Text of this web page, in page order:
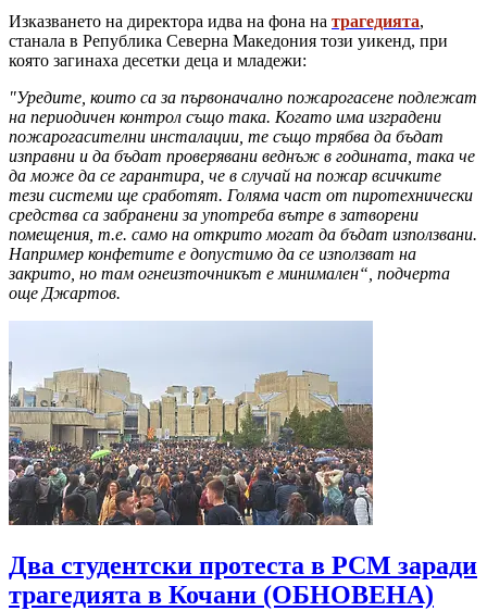
Изказването на директора идва на фона на трагедията,
станала в Република Северна Македония този уикенд, при
която загинаха десетки деца и младежи:
"Уредите, които са за първоначално пожарогасене подлежат
на периодичен контрол също така. Когато има изградени
пожарогасителни инсталации, те също трябва да бъдат
изправни и да бъдат проверявани веднъж в годината, така че
да може да се гарантира, че в случай на пожар всичките
тези системи ще сработят. Голяма част от пиротехнически
средства са забранени за употреба вътре в затворени
помещения, т.е. само на открито могат да бъдат използвани.
Например конфетите е допустимо да се използват на
закрито, но там огнеизточникът е минимален“, подчерта
още Джартов.
Два студентски протеста в РСМ заради
трагедията в Кочани (ОБНОВЕНА)